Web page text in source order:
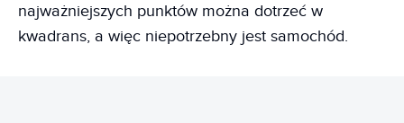
najważniejszych punktów można dotrzeć w
kwadrans, a więc niepotrzebny jest samochód.